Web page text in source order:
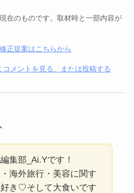
在のものです。取材時と一部内容が
正提案はこちらから
メントを見る、または投稿する
集部_Ai.Yです！
海外旅行・美容に関す
き♡そして大食いです